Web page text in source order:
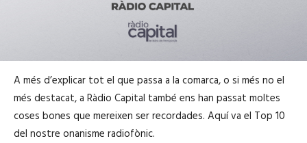
A més d’explicar tot el que passa a la comarca, o si més no el
més destacat, a Ràdio Capital també ens han passat moltes
coses bones que mereixen ser recordades. Aquí va el Top 10
del nostre onanisme radiofònic.